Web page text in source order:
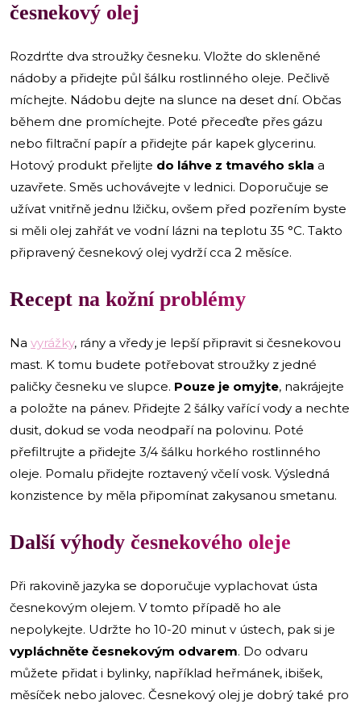
česnekový olej
Rozdrťte dva stroužky česneku. Vložte do skleněné
nádoby a přidejte půl šálku rostlinného oleje. Pečlivě
míchejte. Nádobu dejte na slunce na deset dní. Občas
během dne promíchejte. Poté přeceďte přes gázu
nebo filtrační papír a přidejte pár kapek glycerinu.
Hotový produkt přelijte do láhve z tmavého skla a
uzavřete. Směs uchovávejte v lednici. Doporučuje se
užívat vnitřně jednu lžičku, ovšem před pozřením byste
si měli olej zahřát ve vodní lázni na teplotu 35 °C. Takto
připravený česnekový olej vydrží cca 2 měsíce.
Recept na kožní problémy
Na vyrážky, rány a vředy je lepší připravit si česnekovou
mast. K tomu budete potřebovat stroužky z jedné
paličky česneku ve slupce. Pouze je omyjte, nakrájejte
a položte na pánev. Přidejte 2 šálky vařící vody a nechte
dusit, dokud se voda neodpaří na polovinu. Poté
přefiltrujte a přidejte 3/4 šálku horkého rostlinného
oleje. Pomalu přidejte roztavený včelí vosk. Výsledná
konzistence by měla připomínat zakysanou smetanu.
Další výhody česnekového oleje
Při rakovině jazyka se doporučuje vyplachovat ústa
česnekovým olejem. V tomto případě ho ale
nepolykejte. Udržte ho 10-20 minut v ústech, pak si je
vypláchněte česnekovým odvarem. Do odvaru
můžete přidat i bylinky, například heřmánek, ibišek,
měsíček nebo jalovec. Česnekový olej je dobrý také pro